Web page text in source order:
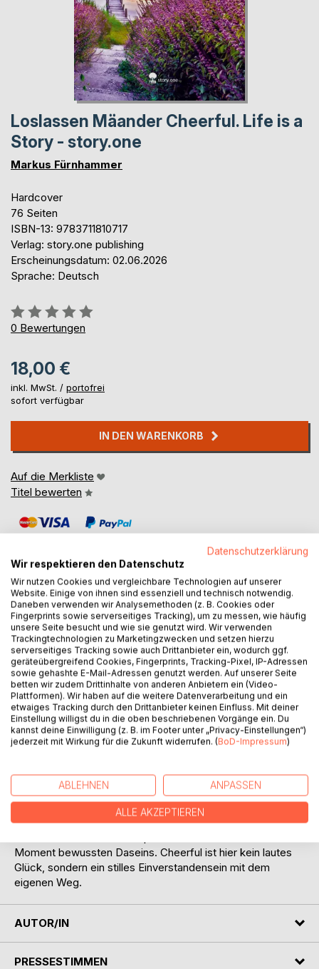
Loslassen Mäander Cheerful. Life is a
Story - story.one
Markus Fürnhammer
Hardcover
76 Seiten
ISBN-13: 9783711810717
Verlag: story.one publishing
Erscheinungsdatum: 02.06.2026
Sprache: Deutsch
Bewertung::
0%
0 Bewertungen
18,00 €
inkl. MwSt. / portofrei
sofort verfügbar
IN DEN WARENKORB
Auf die Merkliste
Titel bewerten
BESCHREIBUNG
Dieses Buch folgt keinem geraden Weg. Es mäandert.
Loslassen Mäander Cheerful ist eine literarische Reise
durch Erinnerung, Sehnsucht und innere Bewegung. In
dichten Bildern, fragmentierten Erzählungen und
poetischen Momentaufnahmen öffnet sich ein Raum
zwischen Melancholie und Leichtigkeit. Der Ich-Erzähler
lauscht dem Strom der eigenen Gedanken, begegnet alten
Wunden, stillen Glücksmomenten und der Frage, was
Musik, Farben, Regen, Flüsse und nächtliche Wege werden
zu Spiegeln der Seele. Dieses Buch will nichts erklären und
keine Antworten liefern. Es lädt ein: zum Innehalten, zum
Mitgehen, zum Wiedererkennen. Wer sich darauf einlässt,
Moment bewussten Daseins. Cheerful ist hier kein lautes
Glück, sondern ein stilles Einverstandensein mit dem
eigenen Weg.
AUTOR/IN
PRESSESTIMMEN
Datenschutzerklärung
Wir respektieren den Datenschutz
Wir nutzen Cookies und vergleichbare Technologien auf unserer
Website. Einige von ihnen sind essenziell und technisch notwendig.
Daneben verwenden wir Analysemethoden (z. B. Cookies oder
Fingerprints sowie serverseitiges Tracking), um zu messen, wie häufig
unsere Seite besucht und wie sie genutzt wird. Wir verwenden
Trackingtechnologien zu Marketingzwecken und setzen hierzu
serverseitiges Tracking sowie auch Drittanbieter ein, wodurch ggf.
geräteübergreifend Cookies, Fingerprints, Tracking-Pixel, IP-Adressen
sowie gehashte E-Mail-Adressen genutzt werden. Auf unserer Seite
betten wir zudem Drittinhalte von anderen Anbietern ein (Video-
Plattformen). Wir haben auf die weitere Datenverarbeitung und ein
etwaiges Tracking durch den Drittanbieter keinen Einfluss. Mit deiner
Einstellung willigst du in die oben beschriebenen Vorgänge ein. Du
kannst deine Einwilligung (z. B. im Footer unter „Privacy-Einstellungen“)
jederzeit mit Wirkung für die Zukunft widerrufen. (BoD-Impressum)
ABLEHNEN ANPASSEN
ALLE AKZEPTIEREN